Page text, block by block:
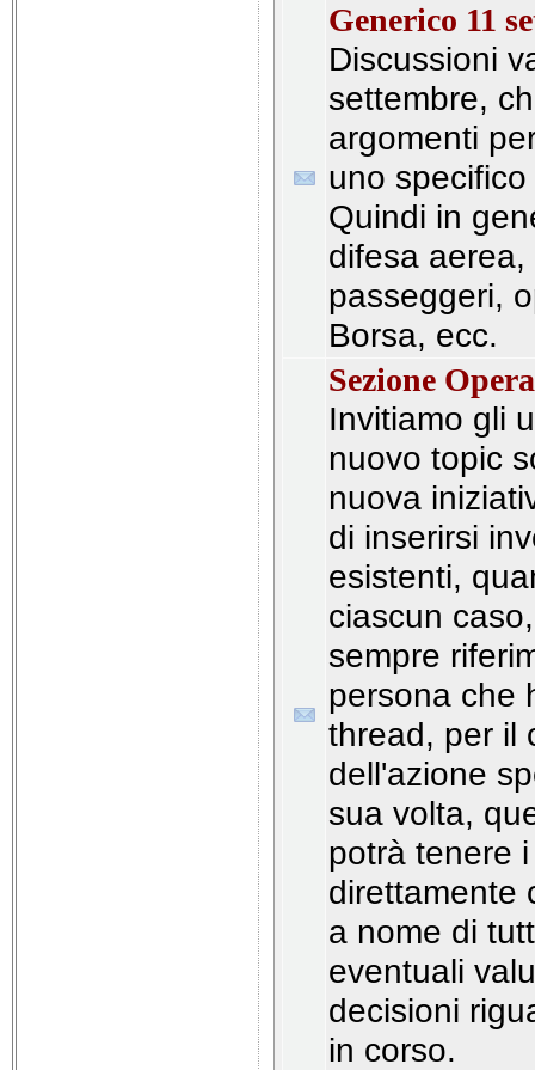
Generico 11
Discussioni
settembre,
argomenti
uno
Quindi in
difesa
passeggeri,
Borsa, ecc.
Sezione
Invitiamo gli
nuovo topic
nuova
di inserirsi
esistenti,
ciascun
sempre
persona che
thread, per il
dell'azione
sua volta,
potrà tenere
direttamente
a nome di
eventuali
decisioni
in corso.